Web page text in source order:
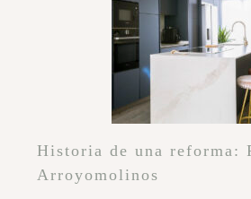
Historia de una reforma:
Arroyomolinos